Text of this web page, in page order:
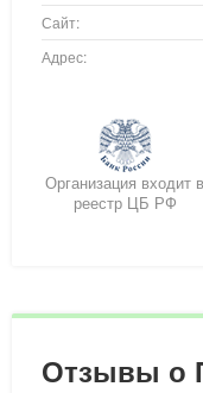
Сайт:
Адрес:
Организация входит в
реестр ЦБ РФ
Отзывы о